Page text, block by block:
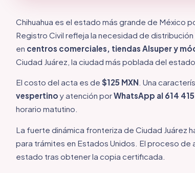
Chihuahua es el estado más grande de México
Registro Civil refleja la necesidad de
en centros comerciales, tiendas Alsuper y
Ciudad Juárez, la ciudad más poblada del estado.
El costo del acta es de $125 MXN . Una
vespertino y atención porWhatsApp al 614 415
horario matutino.
La fuerte dinámica fronteriza de Ciudad Juárez
para trámites en Estados Unidos. El proceso
estado tras obtener la copia certificada.